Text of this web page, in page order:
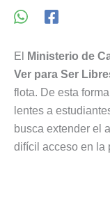
El Ministerio de
Ver para Ser
flota. De esta
lentes a
busca extender el
difícil acceso en la